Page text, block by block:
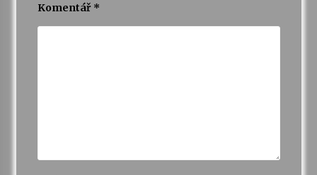
Varhanní recitál Michala Novenka v Klášteře
Komentář *